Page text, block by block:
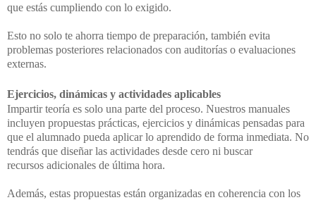
que estás cumpliendo con lo exigido.
Esto no solo te ahorra tiempo de preparación, también evita
problemas posteriores relacionados con auditorías o evaluaciones
externas.
Ejercicios, dinámicas y actividades aplicables
Impartir teoría es solo una parte del proceso. Nuestros manuales
incluyen propuestas prácticas, ejercicios y dinámicas pensadas para
que el alumnado pueda aplicar lo aprendido de forma inmediata. No
tendrás que diseñar las actividades desde cero ni buscar
recursos adicionales de última hora.
Además, estas propuestas están organizadas en coherencia con los